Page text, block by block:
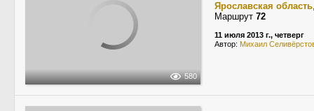
580
Ярославская область
Маршрут 72
11 июля 2013 г., четверг
Автор: Михаил